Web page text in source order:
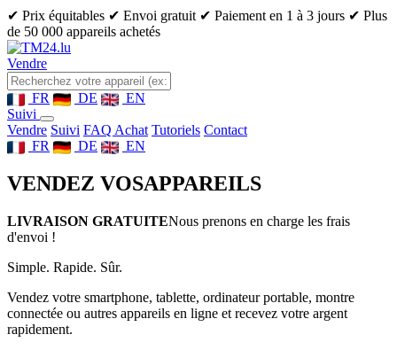
✔ Prix équitables ✔ Envoi gratuit ✔ Paiement en 1 à 3 jours ✔ Plus
de 50 000 appareils achetés
Vendre
FR DE
EN
Suivi
Vendre Suivi FAQ Achat Tutoriels Contact
FR
DE EN
VENDEZ VOSAPPAREILS
LIVRAISON GRATUITENous prenons en charge les frais
d'envoi !
Simple. Rapide. Sûr.
Vendez votre smartphone, tablette, ordinateur portable, montre
connectée ou autres appareils en ligne et recevez votre argent
rapidement.